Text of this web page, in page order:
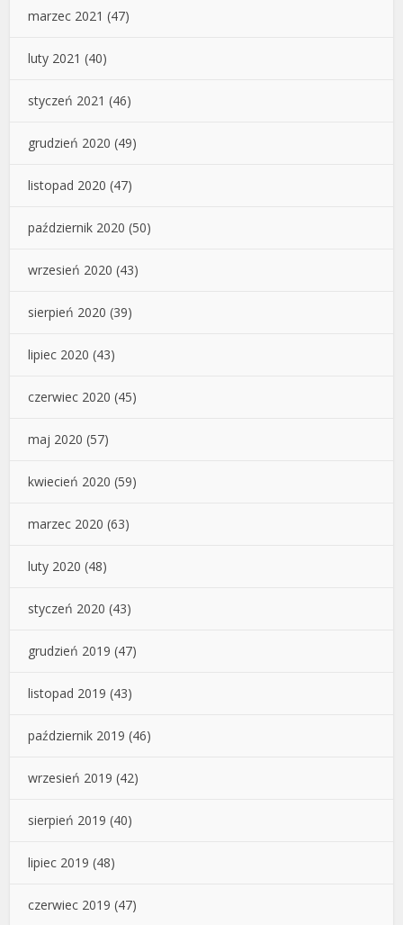
marzec 2021 (47)
luty 2021 (40)
styczeń 2021 (46)
grudzień 2020 (49)
listopad 2020 (47)
październik 2020 (50)
wrzesień 2020 (43)
sierpień 2020 (39)
lipiec 2020 (43)
czerwiec 2020 (45)
maj 2020 (57)
kwiecień 2020 (59)
marzec 2020 (63)
luty 2020 (48)
styczeń 2020 (43)
grudzień 2019 (47)
listopad 2019 (43)
październik 2019 (46)
wrzesień 2019 (42)
sierpień 2019 (40)
lipiec 2019 (48)
czerwiec 2019 (47)